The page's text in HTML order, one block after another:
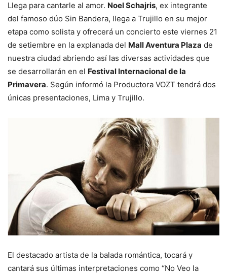
Llega para cantarle al amor. Noel Schajris, ex integrante
del famoso dúo Sin Bandera, llega a Trujillo en su mejor
etapa como solista y ofrecerá un concierto este viernes 21
de setiembre en la explanada del Mall Aventura Plaza de
nuestra ciudad abriendo así las diversas actividades que
se desarrollarán en el Festival Internacional de la
Primavera. Según informó la Productora VOZT tendrá dos
únicas presentaciones, Lima y Trujillo.
El destacado artista de la balada romántica, tocará y
cantará sus últimas interpretaciones como “No Veo la